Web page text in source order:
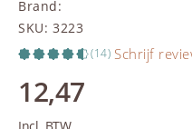
Brand:
SKU: 3223
(14) Schrijf
12,47